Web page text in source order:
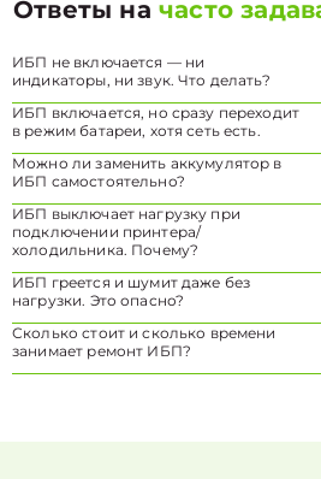
Ответы начасто
ИБП не включается — ни
индикаторы, ни звук. Что делать?
ИБП включается, но сразу переходит
в режим батареи, хотя сеть есть.
Можно ли заменить аккумулятор в
ИБП самостоятельно?
ИБП выключает нагрузку при
подключении принтера/
холодильника. Почему?
ИБП греется и шумит даже без
нагрузки. Это опасно?
Сколько стоит и сколько времени
занимает ремонт ИБП?